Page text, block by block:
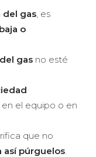
del gas, es
o
gas no esté
en el equipo o en
que no
así púrguelos.